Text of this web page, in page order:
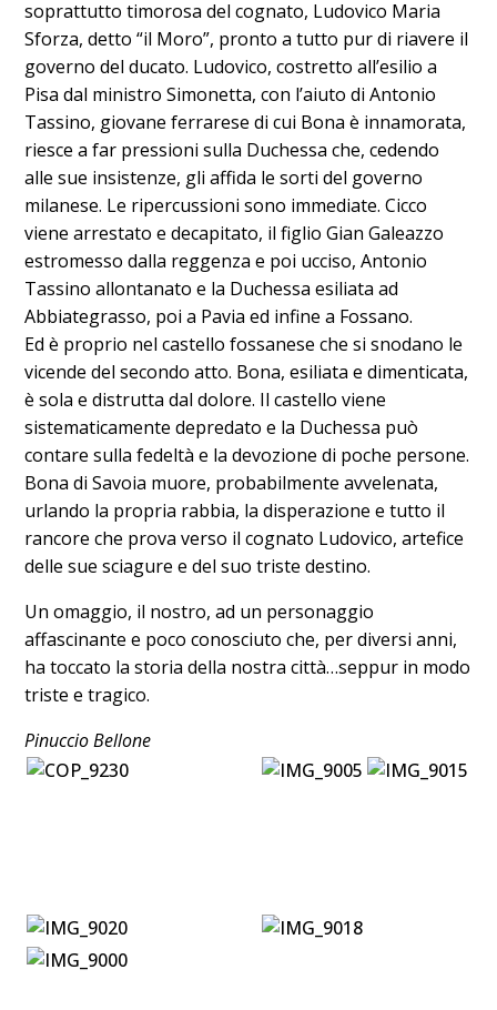
soprattutto timorosa del cognato, Ludovico Maria
Sforza, detto “il Moro”, pronto a tutto pur di riavere il
governo del ducato. Ludovico, costretto all’esilio a
Pisa dal ministro Simonetta, con l’aiuto di Antonio
Tassino, giovane ferrarese di cui Bona è innamorata,
riesce a far pressioni sulla Duchessa che, cedendo
alle sue insistenze, gli affida le sorti del governo
milanese. Le ripercussioni sono immediate. Cicco
viene arrestato e decapitato, il figlio Gian Galeazzo
estromesso dalla reggenza e poi ucciso, Antonio
Tassino allontanato e la Duchessa esiliata ad
Abbiategrasso, poi a Pavia ed infine a Fossano.
Ed è proprio nel castello fossanese che si snodano le
vicende del secondo atto. Bona, esiliata e dimenticata,
è sola e distrutta dal dolore. Il castello viene
sistematicamente depredato e la Duchessa può
contare sulla fedeltà e la devozione di poche persone.
Bona di Savoia muore, probabilmente avvelenata,
urlando la propria rabbia, la disperazione e tutto il
rancore che prova verso il cognato Ludovico, artefice
delle sue sciagure e del suo triste destino.
Un omaggio, il nostro, ad un personaggio
affascinante e poco conosciuto che, per diversi anni,
ha toccato la storia della nostra città…seppur in modo
triste e tragico.
Pinuccio Bellone